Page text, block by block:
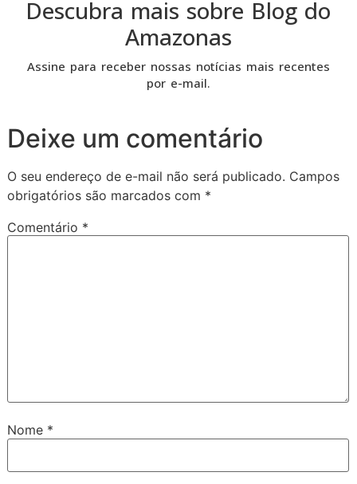
Descubra mais sobre Blog do
Amazonas
Assine para receber nossas notícias mais recentes
por e-mail.
Deixe um comentário
O seu endereço de e-mail não será publicado. Campos
obrigatórios são marcados com *
Comentário *
Nome *